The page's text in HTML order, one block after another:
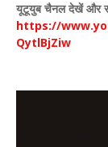
यूटूयुब चैनल देखें और
https://
QytlBjZiw